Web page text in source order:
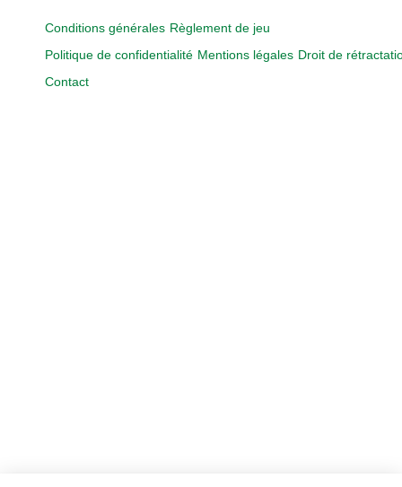
Conditions générales Règlement de jeu
Politique de confidentialité Mentions légales Droit de
Contact